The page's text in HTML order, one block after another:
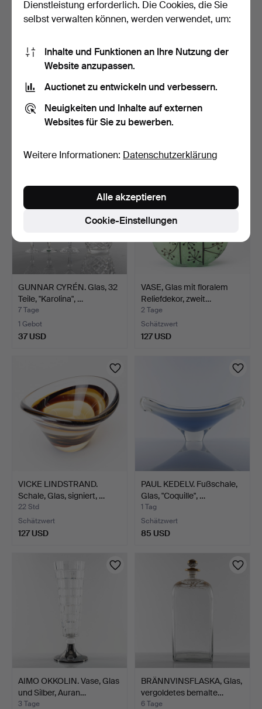
KAJ FRANCK. Gläser, 6
Stk., "Kartio", limi…
8 Tage
BERTIL VALLIEN. Vase,
"Wind Pipes", Kosta …
3 Tage
1 Gebot
GUNNAR CYRÉN. Glas, 32
Teile, "Karolina", …
7 Tage
1 Gebot
37 USD
VASE, Glas mit floralem
Reliefdekor, zweit…
2 Tage
Schätzwert
127 USD
VICKE LINDSTRAND.
Schale, Glas, signiert, …
22 Std
Schätzwert
127 USD
PAUL KEDELV. Fußschale,
Glas, "Coquille", …
1 Tag
Schätzwert
85 USD
AIMO OKKOLIN. Vase, Glas
und Silber, Auran…
3 Tage
BRÄNNVINSFLASKA, Glas,
vergoldetes bemalte…
6 Tage
Dienstleistung erforderlich. Die Cookies, die Sie
selbst verwalten können, werden verwendet, um:
Inhalte und Funktionen an Ihre Nutzung der
Website anzupassen.
Auctionet zu entwickeln und verbessern.
Neuigkeiten und Inhalte auf externen
Websites für Sie zu bewerben.
Weitere Informationen: Datenschutzerklärung
Cookie-Einstellungen
Alle akzeptieren